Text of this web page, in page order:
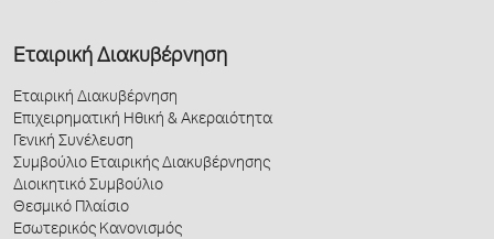
Εταιρική Διακυβέρνηση
Εταιρική Διακυβέρνηση
Επιχειρηματική Ηθική & Ακεραιότητα
Γενική Συνέλευση
Συμβούλιο Εταιρικής Διακυβέρνησης
Διοικητικό Συμβούλιο
Θεσμικό Πλαίσιο
Εσωτερικός Κανονισμός